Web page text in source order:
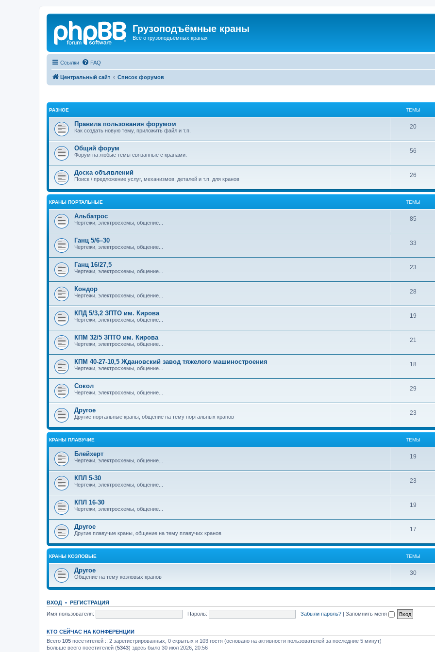
Грузоподъёмные краны
Всё о грузоподъёмных кранах
Ссылки FAQ
Центральный сайт Список форумов
РАЗНОЕ ТЕМЫ
Правила пользования форумом
Как создать новую тему, приложить файл и т.п.
20
Общий форум
Форум на любые темы связанные с кранами.
56
Доска объявлений
Поиск / предложение услуг, механизмов, деталей и т.п. для кранов
26
КРАНЫ ПОРТАЛЬНЫЕ ТЕМЫ
Альбатрос
Чертежи, электросхемы, общение...
85
Ганц 5/6–30
Чертежи, электросхемы, общение...
33
Ганц 16/27,5
Чертежи, электросхемы, общение...
23
Кондор
Чертежи, электросхемы, общение...
28
КПД 5/3,2 ЗПТО им. Кирова
Чертежи, электросхемы, общение...
19
КПМ 32/5 ЗПТО им. Кирова
Чертежи, электросхемы, общение...
21
КПМ 40-27-10,5 Ждановский завод тяжелого машиностроения
Чертежи, электросхемы, общение...
18
Сокол
Чертежи, электросхемы, общение...
29
Другое
Другие портальные краны, общение на тему портальных кранов
23
КРАНЫ ПЛАВУЧИЕ ТЕМЫ
Блейхерт
Чертежи, электросхемы, общение...
19
КПЛ 5-30
Чертежи, электросхемы, общение...
23
КПЛ 16-30
Чертежи, электросхемы, общение...
19
Другое
Другие плавучие краны, общение на тему плавучих кранов
17
КРАНЫ КОЗЛОВЫЕ ТЕМЫ
Другое
Общение на тему козловых кранов
30
ВХОД • РЕГИСТРАЦИЯ
Имя пользователя:
Пароль: Забыли пароль? | Запомнить меня
КТО СЕЙЧАС НА КОНФЕРЕНЦИИ
Всего 105 посетителей :: 2 зарегистрированных, 0 скрытых и 103 гостя (основано на активности пользователей за последние 5 минут)
Больше всего посетителей (5343) здесь было 30 июл 2026, 20:56